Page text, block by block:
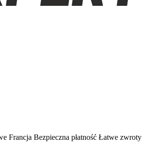
Francja Bezpieczna płatność Łatwe zwroty